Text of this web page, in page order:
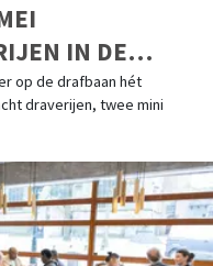
IN DE
MET HET
VAN
op de drafbaan hét
draverijen, twee mini